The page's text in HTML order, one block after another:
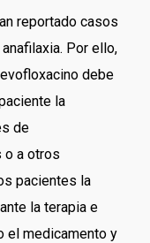
reportado casos
Por ello,
debe
la
de
o a otros
pacientes la
la terapia e
el medicamento y